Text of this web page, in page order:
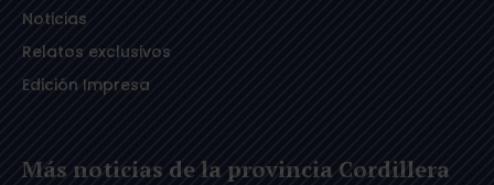
Noticias
Relatos exclusivos
Edición Impresa
Más noticias de la provincia Cordillera